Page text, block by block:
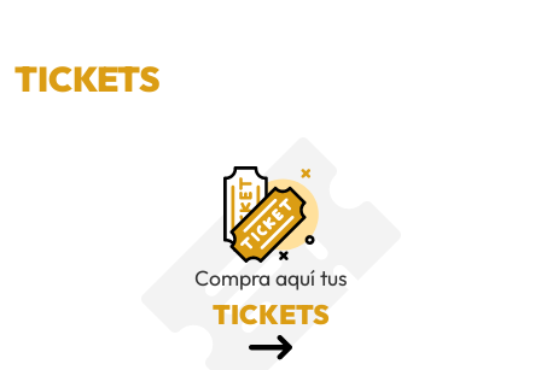
TICKETS
Compra aquí tus
TICKETS